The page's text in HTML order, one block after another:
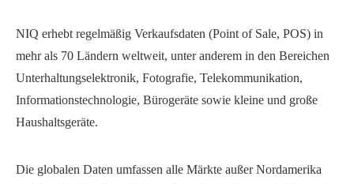
NIQ erhebt regelmäßig Verkaufsdaten (Point of Sale, POS) in
mehr als 70 Ländern weltweit, unter anderem in den Bereichen
Unterhaltungselektronik, Fotografie, Telekommunikation,
Informationstechnologie, Bürogeräte sowie kleine und große
Haushaltsgeräte.
Die globalen Daten umfassen alle Märkte außer Nordamerika